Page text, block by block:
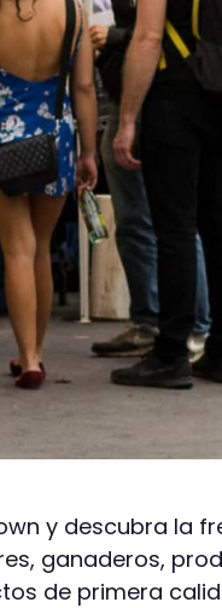
y descubra
ganaderos,
de primera